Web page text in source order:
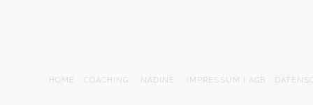
HOME COACHING NADINE IMPRESSUM | AGB